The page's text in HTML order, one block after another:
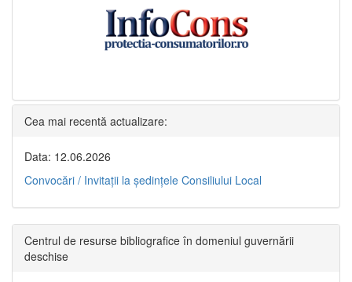
Cea mai recentă actualizare:
Data: 12.06.2026
Convocări / Invitaţii la şedinţele Consiliului Local
Centrul de resurse bibliografice în domeniul guvernării
deschise